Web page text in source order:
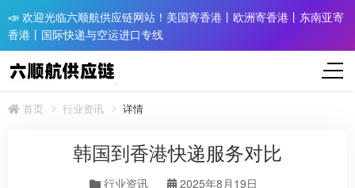
📣 欢迎光临六顺航供应链网站！美国寄香港丨欧洲寄香港丨东南亚寄
香港丨国际快递与空运进口专线
首页 行业资讯 详情
韩国到香港快递服务对比
行业资讯 2025年8月19日